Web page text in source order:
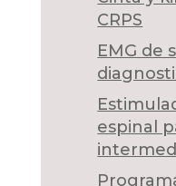
CRPS
EMG de
espinal